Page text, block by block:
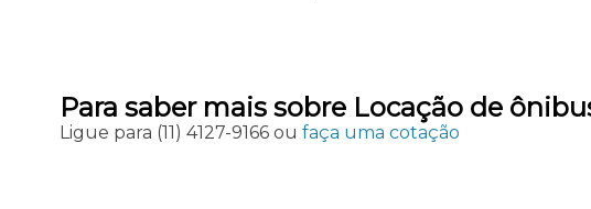
Para saber mais sobre Locação de
Ligue para (11) 4127-9166ou faça uma cotação